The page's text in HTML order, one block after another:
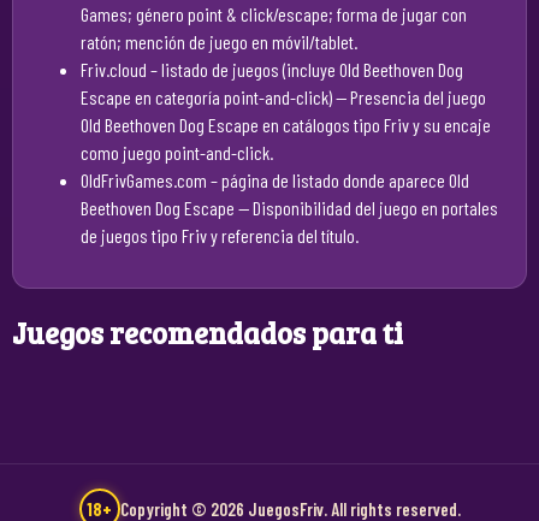
Games; género point & click/escape; forma de jugar con
ratón; mención de juego en móvil/tablet.
Friv.cloud – listado de juegos (incluye Old Beethoven Dog
Escape en categoría point-and-click)— Presencia del juego
Old Beethoven Dog Escape en catálogos tipo Friv y su encaje
como juego point-and-click.
OldFrivGames.com – página de listado donde aparece Old
Beethoven Dog Escape — Disponibilidad del juego en portales
de juegos tipo Friv y referencia del título.
Juegos recomendados para ti
18+ Copyright © 2026 JuegosFriv. All rights reserved.